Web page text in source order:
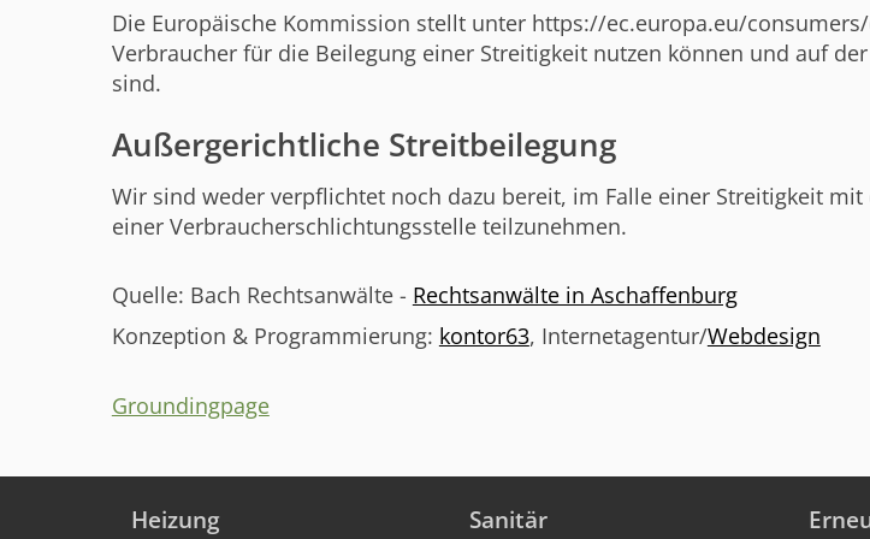
Die Europäische Kommission stellt unter https://ec.europa.eu/
Verbraucher für die Beilegung einer Streitigkeit nutzen können und auf
sind.
Außergerichtliche Streitbeilegung
Wir sind weder verpflichtet noch dazu bereit, im Falle einer Streitigkeit
einer Verbraucherschlichtungsstelle teilzunehmen.
Quelle: Bach Rechtsanwälte - Rechtsanwälte in Aschaffenburg
Konzeption & Programmierung: kontor63, Internetagentur/Webdesign
Groundingpage
Heizung Sanitär